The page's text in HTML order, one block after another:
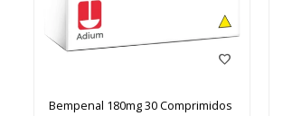
Bempenal 180mg 30 Comprimidos